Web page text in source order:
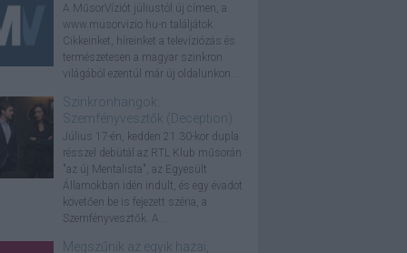
A MűsorVíziót júliustól új címen, a
www.musorvizio.hu-n találjátok.
Cikkeinket, híreinket a televíziózás és
természetesen a magyar szinkron
világából ezentúl már új oldalunkon...
Szinkronhangok:
Szemfényvesztők (Deception)
Július 17-én, kedden 21.30-kor dupla
résszel debütál az RTL Klub műsorán
"az új Mentalista", az Egyesült
Államokban idén indult, és egy évadot
követően be is fejezett széria, a
Szemfényvesztők. A...
Megszűnik az egyik hazai,